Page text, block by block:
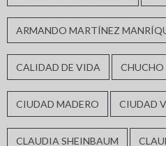
ARMANDO MARTÍNEZ
CALIDAD DE VIDA CHUCHO
CIUDAD MADERO CIUDAD
CLAUDIA SHEINBAUM